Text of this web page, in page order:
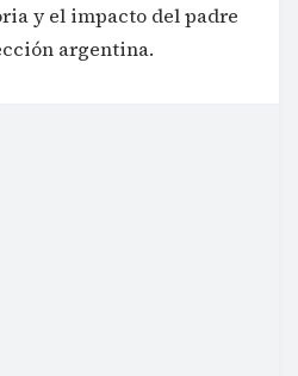
y el impacto del padre
argentina.